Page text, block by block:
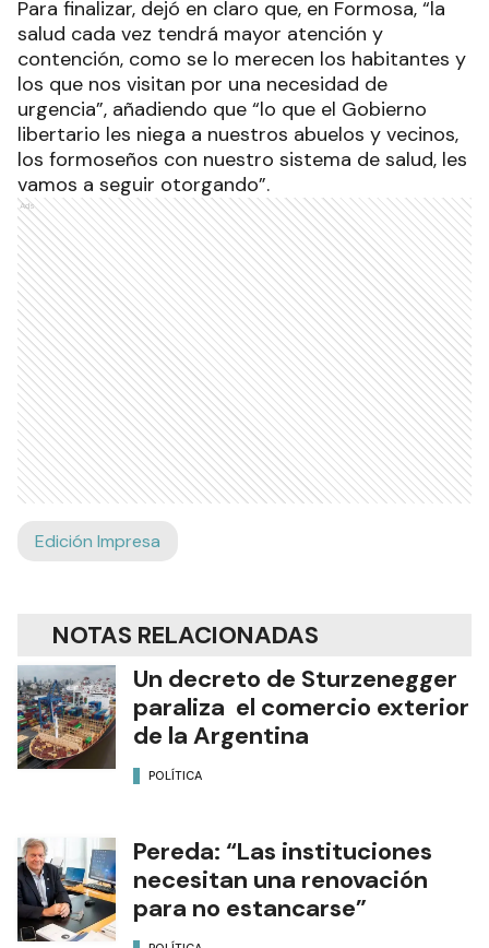
Para finalizar, dejó en claro que, en Formosa, “la
salud cada vez tendrá mayor atención y
contención, como se lo merecen los habitantes y
los que nos visitan por una necesidad de
urgencia”, añadiendo que “lo que el Gobierno
libertario les niega a nuestros abuelos y vecinos,
los formoseños con nuestro sistema de salud, les
vamos a seguir otorgando”.
Ads
Edición Impresa
NOTAS RELACIONADAS
Un decreto de Sturzenegger
paraliza el comercio exterior
de la Argentina
POLÍTICA
Pereda: “Las instituciones
necesitan una renovación
para no estancarse”